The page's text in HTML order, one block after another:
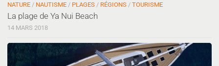
NATURE / NAUTISME / PLAGES / RÉGIONS / TOURISME
La plage de Ya Nui Beach
14 MARS 2018